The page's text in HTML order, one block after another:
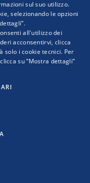
degli autori e non riflettono
Europea. Né l’Unione
sul suo utilizzo.
selezionando le opzioni
all'utilizzo dei
acconsentirvi, clicca
solo i cookie tecnici. Per
su “Mostra dettagli”